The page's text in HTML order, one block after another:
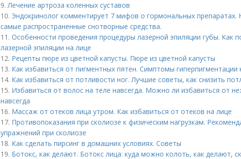
9.Лечение артроза коленных суставов
10. Эндокринолог комментирует 7 мифов о гормональных
самые распространенные снотворные средства.
11. Особенности проведения процедуры лазерной эпиляции губы. Как
лазерной эпиляции на лице
12. Рецепты пюре из цветной капусты. Пюре из цветной капусты
13. Как избавиться от пигментных пятен. Симптомы гиперпигментации
14. Как избавиться от потливости ног. Лучшие советы, как снизить
15. Избавиться от волос на теле навсегда. Можно ли избавиться от
навсегда
16. Массаж от отеков лица утром. Как избавиться от отеков на лице
17. Противопоказания при сколиозе к физическим нагрузкам.
упражнений при сколиозе
18. Как сделать пирсинг в домашних условиях. Советы
19. Ботокс, как делают. Ботокс лица: куда можно колоть, как делают,